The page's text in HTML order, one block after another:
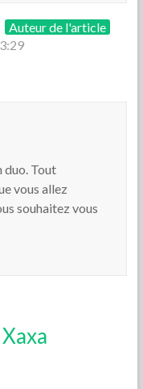
Auteur de l'article
duo. Tout
vous allez
souhaitez vous